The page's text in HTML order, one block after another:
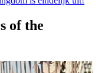
of the